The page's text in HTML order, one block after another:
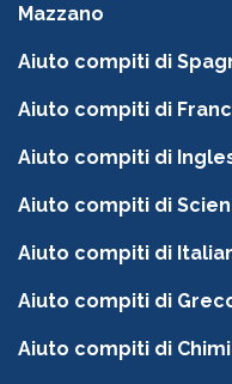
Mazzano
Aiuto compiti di
Aiuto compiti di
Aiuto compiti di
Aiuto compiti di
Aiuto compiti di
Aiuto compiti di
Aiuto compiti di